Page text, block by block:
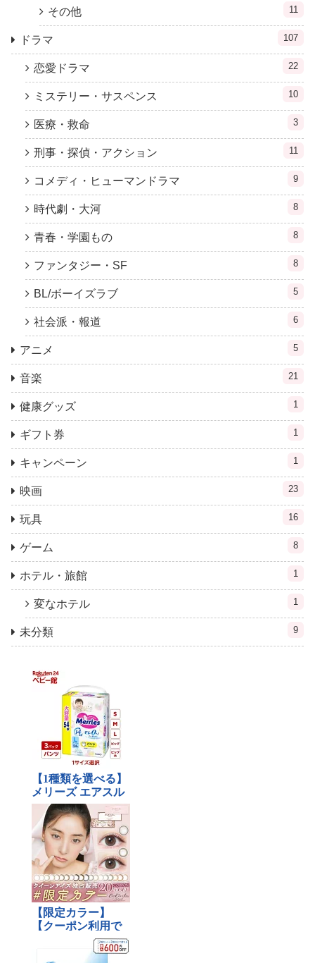
その他 11
ドラマ 107
恋愛ドラマ 22
ミステリー・サスペンス 10
医療・救命 3
刑事・探偵・アクション 11
コメディ・ヒューマンドラマ 9
時代劇・大河 8
青春・学園もの 8
ファンタジー・SF 8
BL/ボーイズラブ 5
社会派・報道 6
アニメ 5
音楽 21
健康グッズ 1
ギフト券 1
キャンペーン 1
映画 23
玩具 16
ゲーム 8
ホテル・旅館 1
変なホテル 1
未分類 9